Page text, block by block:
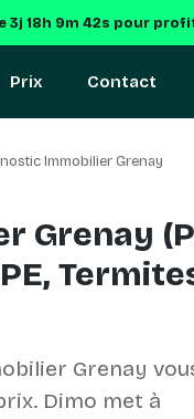
3j 18h 9m 42s pour
Prix Contact
Immobilier Grenay
Grenay
Grenay
Dimo met à